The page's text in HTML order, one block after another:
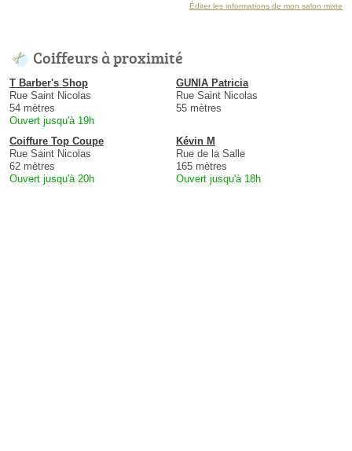
Éditer les informations de mon salon mixte
Coiffeurs à proximité
T Barber's Shop
Rue Saint Nicolas
54 mètres
Ouvert jusqu'à 19h
GUNIA Patricia
Rue Saint Nicolas
55 mètres
Coiffure Top Coupe
Rue Saint Nicolas
62 mètres
Ouvert jusqu'à 20h
Kévin M
Rue de la Salle
165 mètres
Ouvert jusqu'à 18h